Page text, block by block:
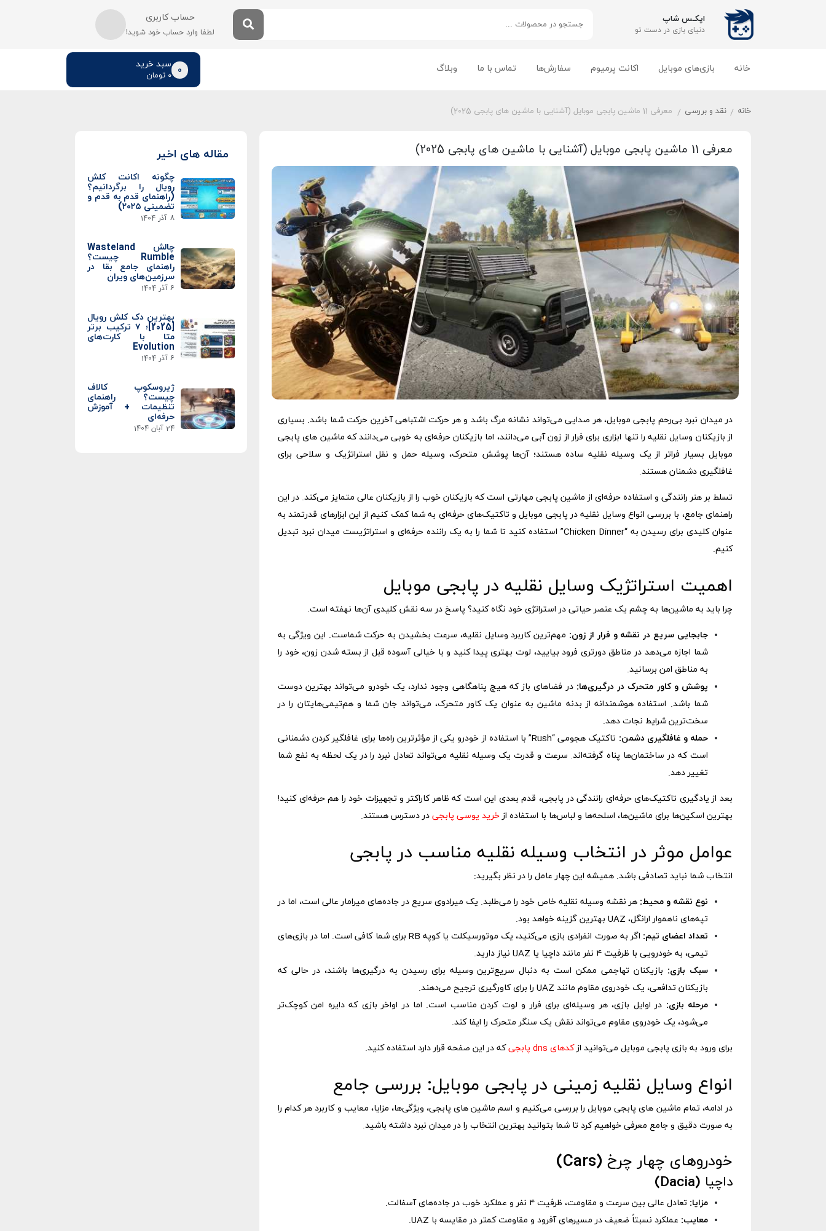
اپکـس شاپ
دنیای بازی‌ در دست تو
حساب کاربری
لطفا وارد حساب خود شوید!
خانه بازی‌های موبایل اکانت پرمیوم سفارش‌ها تماس با ما وبلاگ سبد خرید
تومان۰
0
خانه / نقد و بررسی / معرفی 11 ماشین پابجی موبایل (آشنایی با ماشین های پابجی 2025)
معرفی 11 ماشین پابجی موبایل (آشنایی با ماشین های پابجی 2025)
در میدان نبرد بی‌رحم پابجی موبایل، هر صدایی می‌تواند نشانه مرگ باشد و هر حرکت اشتباهی آخرین حرکت شما باشد. بسیاری
از بازیکنان وسایل نقلیه را تنها ابزاری برای فرار از زون آبی می‌دانند، اما بازیکنان حرفه‌ای به خوبی می‌دانند که ماشین های پابجی
موبایل بسیار فراتر از یک وسیله نقلیه ساده هستند؛ آن‌ها پوشش متحرک، وسیله حمل و نقل استراتژیک و سلاحی برای
غافلگیری دشمنان هستند.
تسلط بر هنر رانندگی و استفاده حرفه‌ای از ماشین پابجی مهارتی است که بازیکنان خوب را از بازیکنان عالی متمایز می‌کند. در این
راهنمای جامع، با بررسی انواع وسایل نقلیه در پابجی موبایل و تاکتیک‌های حرفه‌ای به شما کمک کنیم از این ابزارهای قدرتمند به
عنوان کلیدی برای رسیدن به “Chicken Dinner” استفاده کنید تا شما را به یک راننده حرفه‌ای و استراتژیست میدان نبرد تبدیل
کنیم.
اهمیت استراتژیک وسایل نقلیه در پابجی موبایل
چرا باید به ماشین‌ها به چشم یک عنصر حیاتی در استراتژی خود نگاه کنید؟ پاسخ در سه نقش کلیدی آن‌ها نهفته است.
جابجایی سریع در نقشه و فرار از زون: مهم‌ترین کاربرد وسایل نقلیه، سرعت بخشیدن به حرکت شماست. این ویژگی به
شما اجازه می‌دهد در مناطق دورتری فرود بیایید، لوت بهتری پیدا کنید و با خیالی آسوده قبل از بسته شدن زون، خود را
به مناطق امن برسانید.
پوشش و کاور متحرک در درگیری‌ها: در فضاهای باز که هیچ پناهگاهی وجود ندارد، یک خودرو می‌تواند بهترین دوست
شما باشد. استفاده هوشمندانه از بدنه ماشین به عنوان یک کاور متحرک، می‌تواند جان شما و هم‌تیمی‌هایتان را در
سخت‌ترین شرایط نجات دهد.
حمله و غافلگیری دشمن:
تاکتیک هجومی “Rush” با استفاده از خودرو یکی از مؤثرترین راه‌ها برای غافلگیر کردن دشمنانی
است که در ساختمان‌ها پناه گرفته‌اند. سرعت و قدرت یک وسیله نقلیه می‌تواند تعادل نبرد را در یک لحظه به نفع شما
تغییر دهد.
بعد از یادگیری تاکتیک‌های حرفه‌ای رانندگی در پابجی، قدم بعدی این است که ظاهر کاراکتر و تجهیزات خود را هم حرفه‌ای کنید!
بهترین اسکین‌ها برای ماشین‌ها، اسلحه‌ها و لباس‌ها با استفاده از خرید یوسی پابجی در دسترس هستند.
عوامل موثر در انتخاب وسیله نقلیه مناسب در پابجی
انتخاب شما نباید تصادفی باشد. همیشه این چهار عامل را در نظر بگیرید:
نوع نقشه و محیط: هر نقشه وسیله نقلیه خاص خود را می‌طلبد. یک میرادوی سریع در جاده‌های میرامار عالی است، اما در
تپه‌های ناهموار ارانگل، UAZ بهترین گزینه خواهد بود.
تعداد اعضای تیم:
اگر به صورت انفرادی بازی می‌کنید، یک موتورسیکلت یا کوپه RB برای شما کافی است. اما در بازی‌های
تیمی، به خودرویی با ظرفیت ۴ نفر مانند داچیا یا UAZ نیاز دارید.
سبک بازی: بازیکنان تهاجمی ممکن است به دنبال سریع‌ترین وسیله برای رسیدن به درگیری‌ها باشند، در حالی که
بازیکنان تدافعی، یک خودروی مقاوم مانند UAZ را برای کاورگیری ترجیح می‌دهند.
مرحله بازی: در اوایل بازی، هر وسیله‌ای برای فرار و لوت کردن مناسب است. اما در اواخر بازی که دایره امن کوچک‌تر
می‌شود، یک خودروی مقاوم می‌تواند نقش یک سنگر متحرک را ایفا کند.
برای ورود به بازی پابجی موبایل می‌توانید ازکدهای dns پابجی که در این صفحه قرار دارد استفاده کنید.
انواع وسایل نقلیه زمینی در پابجی موبایل: بررسی جامع
در ادامه، تمام ماشین های پابجی موبایل را بررسی می‌کنیم و اسم ماشین های پابجی، ویژگی‌ها، مزایا، معایب و کاربرد هر کدام را
به صورت دقیق و جامع معرفی خواهیم کرد تا شما بتوانید بهترین انتخاب را در میدان نبرد داشته باشید.
خودروهای چهار چرخ (Cars)
داچیا (Dacia)
مزایا: تعادل عالی بین سرعت و مقاومت، ظرفیت ۴ نفر و عملکرد خوب در جاده‌های آسفالت.
معایب: عملکرد نسبتاً ضعیف در مسیرهای آفرود و مقاومت کمتر در مقایسه با UAZ.
مقاله های اخیر
چگونه اکانت کلش
رویال را برگردانیم؟
(راهنمای قدم به قدم و
تضمینی ۲۰۲۵)
8 آذر 1404
چالش Wasteland
Rumble چیست؟
راهنمای جامع بقا در
سرزمین‌های ویران
6 آذر 1404
بهترین دک کلش رویال
[2025]؛ ۷ ترکیب برتر
متا با کارت‌های
Evolution
6 آذر 1404
ژیروسکوپ کالاف
چیست؟ راهنمای
تنظیمات + آموزش
حرفه‌ای
24 آبان 1404